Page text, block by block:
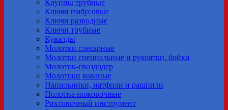
Клуппы трубные
Ключи имбусовые
Ключи разводные
Ключи трубные
Кувалды
Молотки слесарные
Молотки специальные и рукоятки, бойки
Молоток-гвоздодер
Молотоки кованые
Напильники, натфили и рашпили
Полотна ножовочные
Рихтовочный инструмент